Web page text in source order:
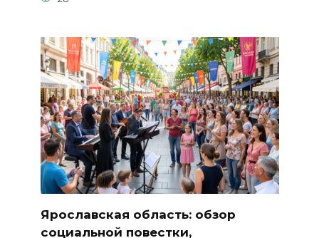
Ярославская область: обзор
социальной повестки,